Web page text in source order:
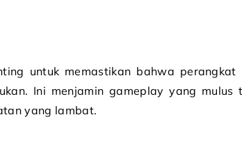
untuk memastikan bahwa perangkat
Ini menjamin gameplay yang mulus
yang lambat.